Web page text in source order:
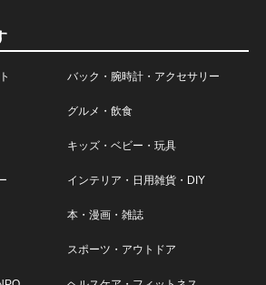
バック・腕時計・アクセサリー
グルメ・飲食
キッズ・ベビー・玩具
インテリア・日用雑貨・DIY
本・漫画・雑誌
スポーツ・アウトドア